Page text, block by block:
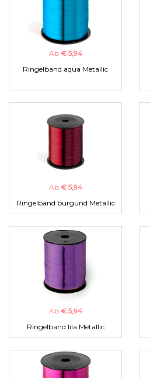
Ab € 5,94
Ringelband aqua Metallic
Ab € 5,94
Ringelband burgund Metallic
Ab € 5,94
Ringelband lila Metallic